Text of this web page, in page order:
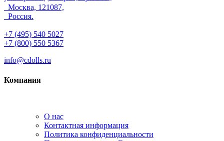
Москва, 121087,
Россия.
+7 (495) 540 5027
+7 (800) 550 5367
info@cdolls.ru
Компания
О нас
Контактная информация
Политика конфиденциальности